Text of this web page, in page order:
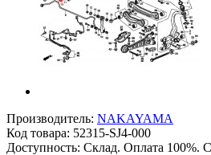
Производитель: NAKAYAMA
Код товара: 52315-SJ4-000
Доступность: Склад. Оплата 100%.